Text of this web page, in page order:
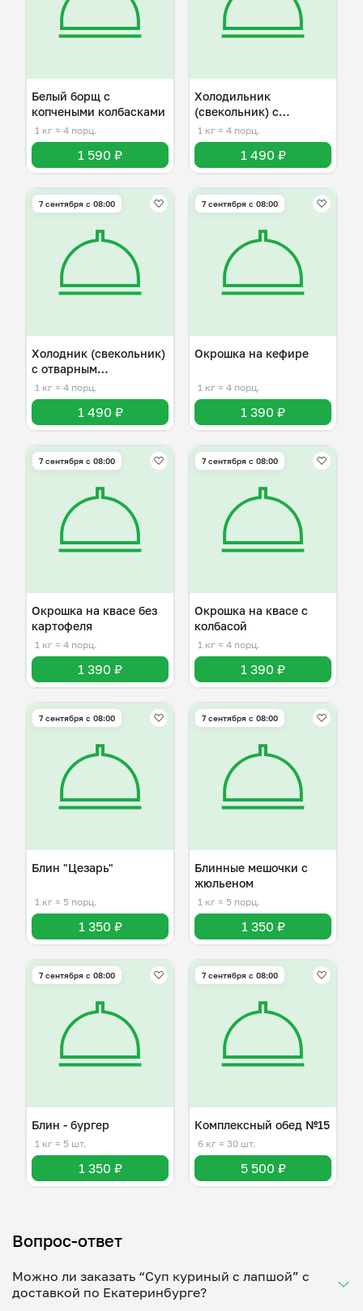
Белый борщ с
копчеными колбасками
1 кг ≈ 4 порц.
1 590 ₽
Холодильник
(свекольник) с
жареным картофелем
1 кг ≈ 4 порц.
1 490 ₽
7 сентября с 08:00
Холодник (свекольник)
с отварным
картофелем
1 кг ≈ 4 порц.
1 490 ₽
7 сентября с 08:00
Окрошка на кефире
1 кг ≈ 4 порц.
1 390 ₽
7 сентября с 08:00
Окрошка на квасе без
картофеля
1 кг ≈ 4 порц.
1 390 ₽
7 сентября с 08:00
Окрошка на квасе с
колбасой
1 кг ≈ 4 порц.
1 390 ₽
7 сентября с 08:00
Блин "Цезарь"
1 кг ≈ 5 порц.
1 350 ₽
7 сентября с 08:00
Блинные мешочки с
жюльеном
1 кг ≈ 5 порц.
1 350 ₽
7 сентября с 08:00
Блин - бургер
1 кг ≈ 5 шт.
1 350 ₽
7 сентября с 08:00
Комплексный обед №15
6 кг ≈ 30 шт.
5 500 ₽
Вопрос-ответ
Можно ли заказать “Суп куриный с лапшой” с
доставкой по Екатеринбурге?